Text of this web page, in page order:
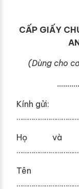
CẤP GIẤY
(Dùng cho
Kính gửi:
Họ và